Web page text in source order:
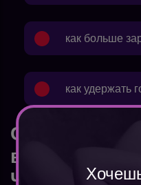
как больше
как удержать
Сколько
вебкам
Челябинске?